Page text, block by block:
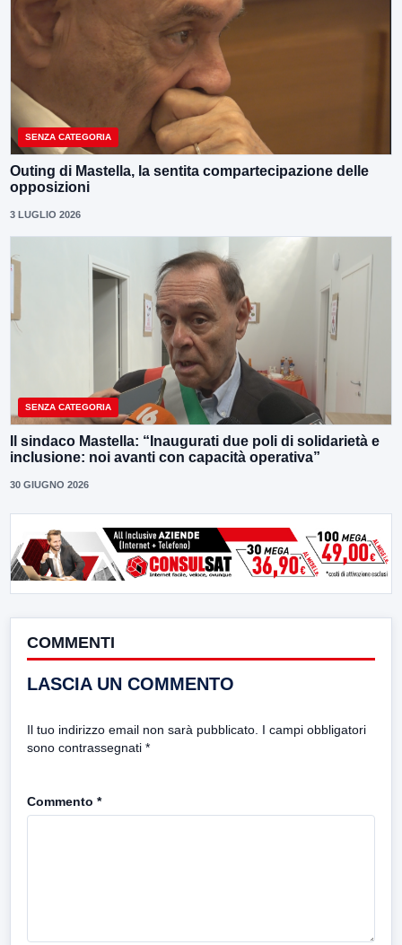
SENZA CATEGORIA
Outing di Mastella, la sentita compartecipazione delle
opposizioni
3 LUGLIO 2026
SENZA CATEGORIA
Il sindaco Mastella: “Inaugurati due poli di solidarietà e
inclusione: noi avanti con capacità operativa”
30 GIUGNO 2026
COMMENTI
LASCIA UN COMMENTO
Il tuo indirizzo email non sarà pubblicato. I campi obbligatori
sono contrassegnati *
Commento *